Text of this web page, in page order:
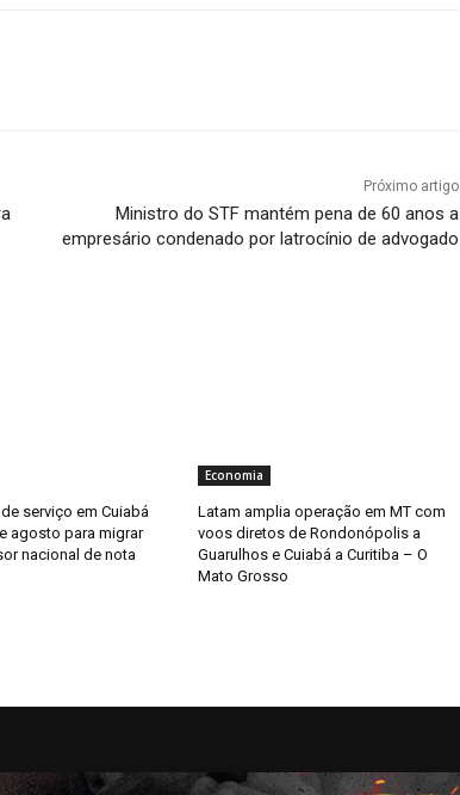
Próximo artigo
Ministro do STF mantém pena de 60 anos a
empresário condenado por latrocínio de advogado
serviço em Cuiabá
agosto para migrar
nacional de nota
Economia
Latam amplia operação em MT com
voos diretos de Rondonópolis a
Guarulhos e Cuiabá a Curitiba – O
Mato Grosso